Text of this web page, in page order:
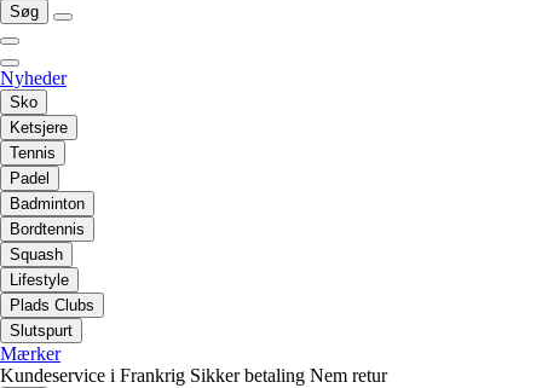
Søg
Nyheder
Sko
Ketsjere
Tennis
Padel
Badminton
Bordtennis
Squash
Lifestyle
Plads Clubs
Slutspurt
Mærker
Kundeservice i Frankrig Sikker betaling Nem retur